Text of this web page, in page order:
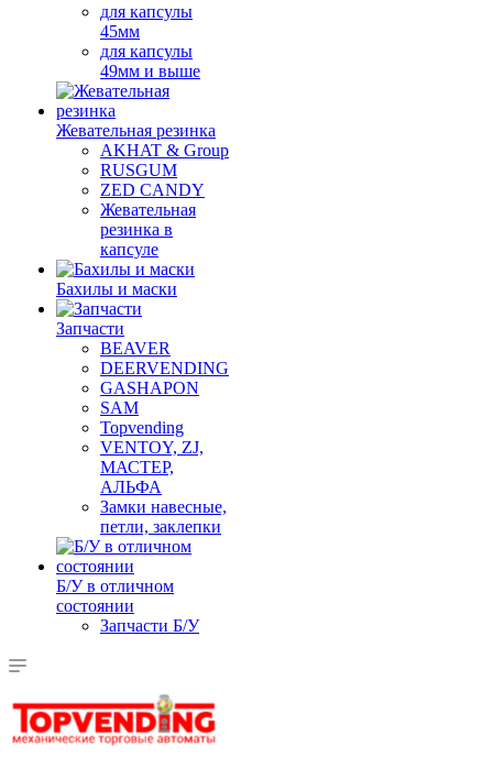
для капсулы
45мм
для капсулы
49мм и выше
Жевательная резинка
AKHAT & Group
RUSGUM
ZED CANDY
Жевательная
резинка в
капсуле
Бахилы и маски
Запчасти
BEAVER
DEERVENDING
GASHAPON
SAM
Topvending
VENTOY, ZJ,
МАСТЕР,
АЛЬФА
Замки навесные,
петли, заклепки
Б/У в отличном
состоянии
Запчасти Б/У